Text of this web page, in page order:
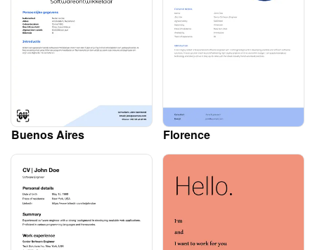
Buenos Aires Florence